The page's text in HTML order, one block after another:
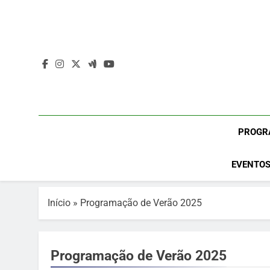
Início » Programação de Verão 2025
Programação de Verão 2025